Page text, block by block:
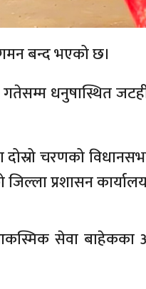
बन्द भएको छ।
धनुषास्थित
चरणको
जिल्ला प्रशासन
सेवा बाहेकका